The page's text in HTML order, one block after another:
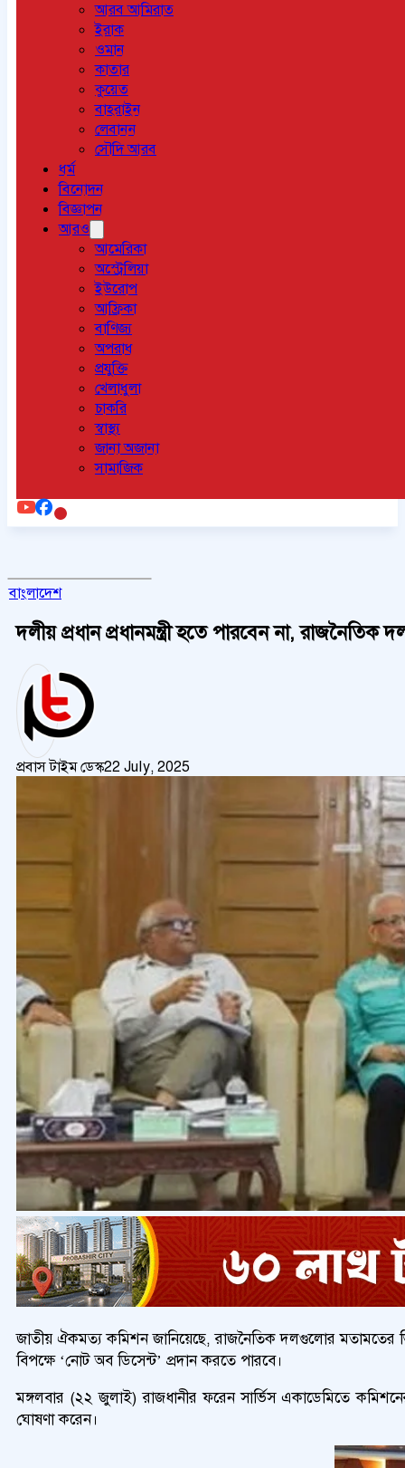
আরব আমিরাত
ইরাক
ওমান
কাতার
কুয়েত
বাহরাইন
লেবানন
সৌদি আরব
ধর্ম
বিনোদন
বিজ্ঞাপন
আরও
আমেরিকা
অস্ট্রেলিয়া
ইউরোপ
আফ্রিকা
বাণিজ্য
অপরাধ
প্রযুক্তি
খেলাধুলা
চাকরি
স্বাস্থ্য
জানা অজানা
সামাজিক
বাংলাদেশ
দলীয় প্রধান প্রধানমন্ত্রী হতে পারবেন না,
প্রবাস টাইম ডেস্ক22 July, 2025
জাতীয় ঐকমত্য কমিশন জানিয়েছে, রাজনৈতিক দলগুলোর মতামতের
বিপক্ষে ‘নোট অব ডিসেন্ট’ প্রদান করতে পারবে।
মঙ্গলবার (২২ জুলাই) রাজধানীর ফরেন সার্ভিস একাডেমিতে
ঘোষণা করেন।